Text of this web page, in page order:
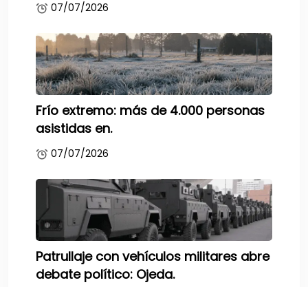
07/07/2026
Frío extremo: más de 4.000 personas
asistidas en.
07/07/2026
Patrullaje con vehículos militares abre
debate político: Ojeda.